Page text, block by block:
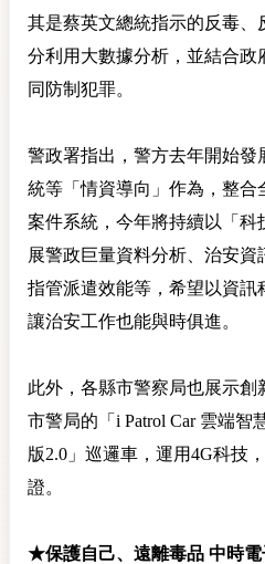
其是蔡英文總統指示的反毒、
分利用大數據分析，並結合政
同防制犯罪。
警政署指出，警方去年開始發
統等「情資導向」作為，整合
案件系統，今年將持續以「科
展警政巨量資料分析、治安資
指管派遣效能等，希望以資訊
讓治安工作也能與時俱進。
此外，各縣市警察局也展示
市警局的「i Patrol Car 雲端智
版2.0」巡邏車，運用4G科技
證。
★保護自己、遠離毒品 中時電